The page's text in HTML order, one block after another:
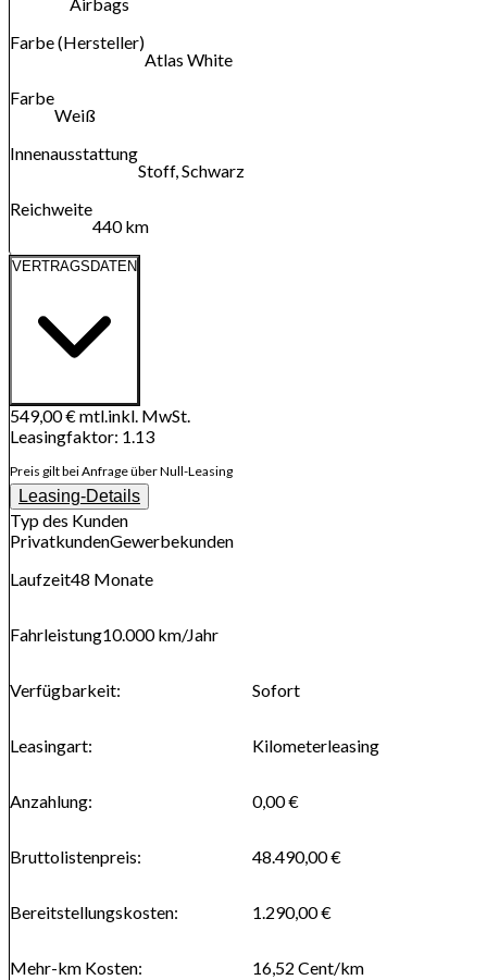
Farbe (Hersteller)
Atlas White
Farbe
Weiß
Innenausstattung
Stoff, Schwarz
Reichweite
440 km
VERTRAGSDATEN
549,00 €mtl.inkl. MwSt.
Leasingfaktor: 1.13
Preis gilt bei Anfrage über Null-Leasing
Leasing-Details
Typ des Kunden
PrivatkundenGewerbekunden
Laufzeit48 Monate
Fahrleistung10.000 km/Jahr
Verfügbarkeit: Sofort
Leasingart: Kilometerleasing
Anzahlung: 0,00 €
Bruttolistenpreis: 48.490,00 €
Bereitstellungskosten: 1.290,00 €
Mehr-km Kosten: 16,52 Cent/km